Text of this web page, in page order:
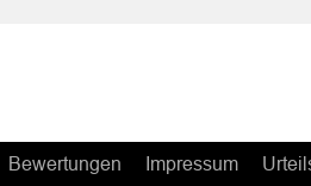
Bewertungen Impressum